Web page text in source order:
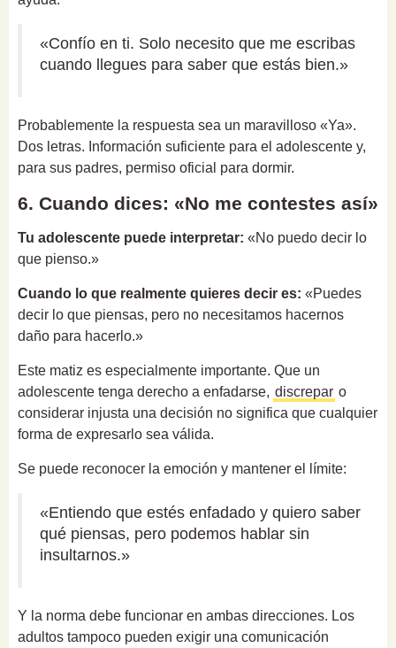
«Confío en ti. Solo necesito que me escribas
cuando llegues para saber que estás bien.»
Probablemente la respuesta sea un maravilloso «Ya».
Dos letras. Información suficiente para el adolescente y,
para sus padres, permiso oficial para dormir.
6. Cuando dices: «No me contestes así»
Tu adolescente puede interpretar: «No puedo decir lo
que pienso.»
Cuando lo que realmente quieres decir es: «Puedes
decir lo que piensas, pero no necesitamos hacernos
daño para hacerlo.»
Este matiz es especialmente importante. Que un
adolescente tenga derecho a enfadarse, discrepar o
considerar injusta una decisión no significa que cualquier
forma de expresarlo sea válida.
Se puede reconocer la emoción y mantener el límite:
«Entiendo que estés enfadado y quiero saber
qué piensas, pero podemos hablar sin
insultarnos.»
Y la norma debe funcionar en ambas direcciones. Los
adultos tampoco pueden exigir una comunicación